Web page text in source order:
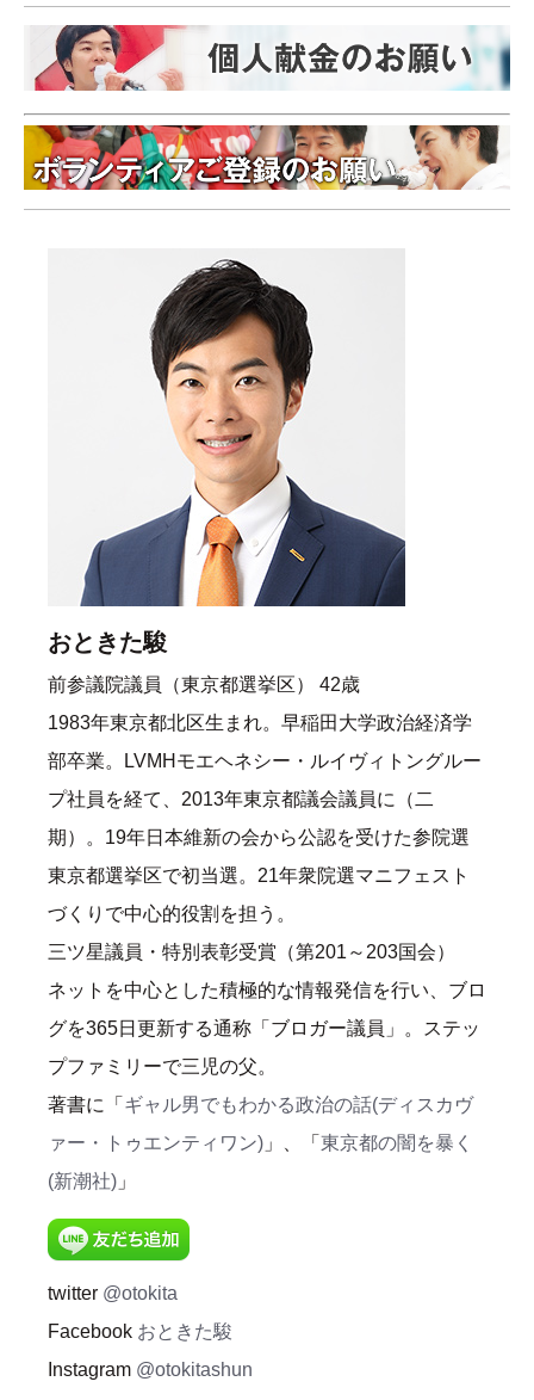
おときた駿
前参議院議員（東京都選挙区） 42歳
1983年東京都北区生まれ。早稲田大学政治経済学
部卒業。LVMHモエヘネシー・ルイヴィトングルー
プ社員を経て、2013年東京都議会議員に（二
期）。19年日本維新の会から公認を受けた参院選
東京都選挙区で初当選。21年衆院選マニフェスト
づくりで中心的役割を担う。
三ツ星議員・特別表彰受賞（第201～203国会）
ネットを中心とした積極的な情報発信を行い、ブロ
グを365日更新する通称「ブロガー議員」。ステッ
プファミリーで三児の父。
著書に「 ギャル男でもわかる政治の話(ディスカヴ
ァー・トゥエンティワン) 」、「 東京都の闇を暴く
(新潮社) 」
twitter @otokita
Facebook おときた駿
Instagram @otokitashun